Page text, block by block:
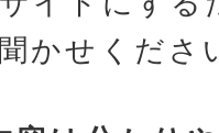
かせくださ